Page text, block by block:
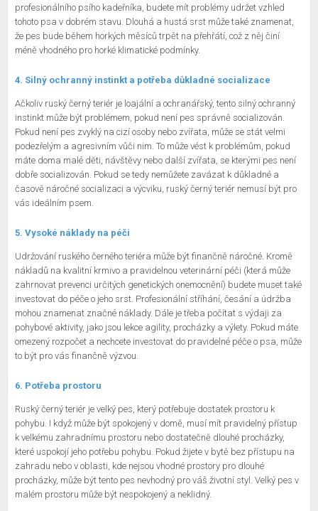
profesionálního psího kadeřníka, budete mít problémy udržet vzhled
tohoto psa v dobrém stavu. Dlouhá a hustá srst může také znamenat,
že pes bude během horkých měsíců trpět na přehřátí, což z něj činí
méně vhodného pro horké klimatické podmínky.
4. Silný ochranný instinkt a potřeba důkladné socializace
Ačkoliv ruský černý teriér je loajální a ochranářský, tento silný ochranný
instinkt může být problémem, pokud není pes správně socializován.
Pokud není pes zvyklý na cizí osoby nebo zvířata, může se stát velmi
podezřelým a agresivním vůči nim. To může vést k problémům, pokud
máte doma malé děti, návštěvy nebo další zvířata, se kterými pes není
dobře socializován. Pokud se tedy nemůžete zavázat k důkladné a
časově náročné socializaci a výcviku, ruský černý teriér nemusí být pro
vás ideálním psem.
5. Vysoké náklady na péči
Udržování ruského černého teriéra může být finančně náročné. Kromě
nákladů na kvalitní krmivo a pravidelnou veterinární péči (která může
zahrnovat prevenci určitých genetických onemocnění) budete muset také
investovat do péče o jeho srst. Profesionální stříhání, česání a údržba
mohou znamenat značné náklady. Dále je třeba počítat s výdaji za
pohybové aktivity, jako jsou lekce agility, procházky a výlety. Pokud máte
omezený rozpočet a nechcete investovat do pravidelné péče o psa, může
to být pro vás finančně výzvou.
6. Potřeba prostoru
Ruský černý teriér je velký pes, který potřebuje dostatek prostoru k
pohybu. I když může být spokojený v domě, musí mít pravidelný přístup
k velkému zahradnímu prostoru nebo dostatečně dlouhé procházky,
které uspokojí jeho potřebu pohybu. Pokud žijete v bytě bez přístupu na
zahradu nebo v oblasti, kde nejsou vhodné prostory pro dlouhé
procházky, může být tento pes nevhodný pro váš životní styl. Velký pes v
malém prostoru může být nespokojený a neklidný.